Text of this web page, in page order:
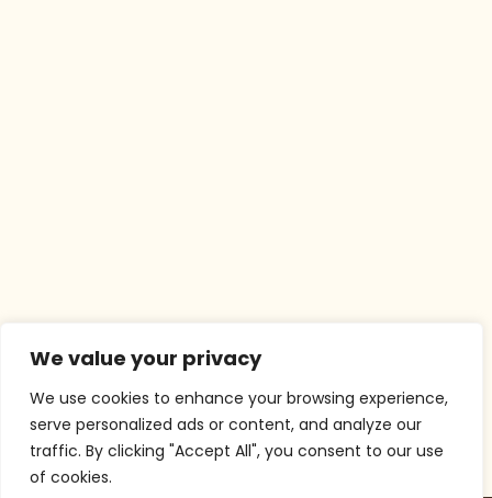
We value your privacy
We use cookies to enhance your browsing experience,
serve personalized ads or content, and analyze our
traffic. By clicking "Accept All", you consent to our use
of cookies.